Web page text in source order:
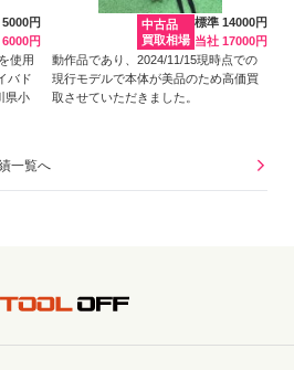
円
円
使用
バド
県小
中古品
買取相場
標準 14000円
当社 17000円
動作品であり、2024/11/15現時点での
現行モデルで本体が美品のため高価買
取させていただきました。
一覧へ